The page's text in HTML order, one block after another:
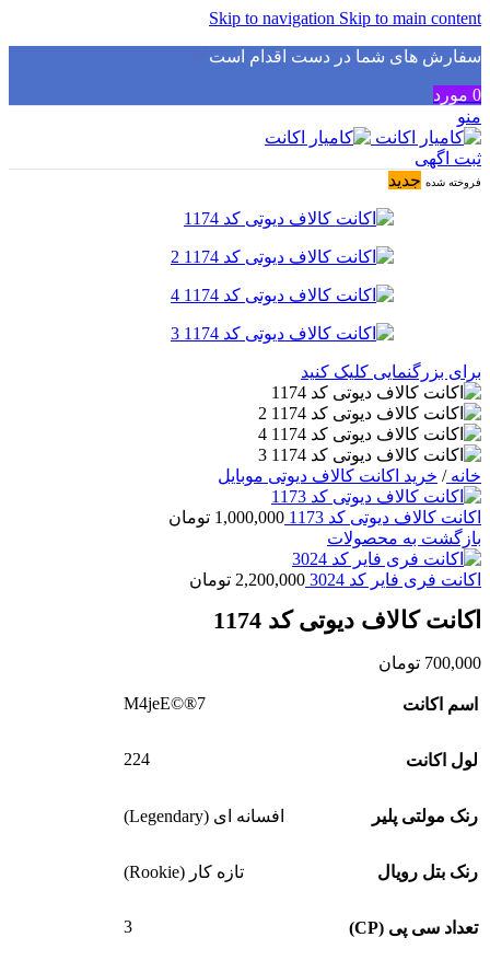
Skip to navigation Skip to main content
سفارش های شما در دست اقدام است✅
0 مورد
منو
ثبت اگهی
فروخته شده جدید
برای بزرگنمایی کلیک کنید
خانه/ خرید اکانت کالاف دیوتی موبایل
اکانت کالاف دیوتی کد 1173 1,000,000 تومان
بازگشت به محصولات
اکانت فری فایر کد 3024 2,200,000 تومان
اکانت کالاف دیوتی کد 1174
700,000 تومان
اسم اکانت M4jeE©®7
لول اکانت 224
رنک مولتی پلیر افسانه ای (Legendary)
رنک بتل رویال تازه کار (Rookie)
تعداد سی پی (CP) 3